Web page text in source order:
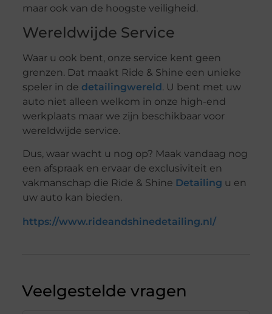
maar ook van de hoogste veiligheid.
Wereldwijde Service
Waar u ook bent, onze service kent geen
grenzen. Dat maakt Ride & Shine een unieke
speler in de detailingwereld. U bent met uw
auto niet alleen welkom in onze high-end
werkplaats maar we zijn beschikbaar voor
wereldwijde service.
Dus, waar wacht u nog op? Maak vandaag nog
een afspraak en ervaar de exclusiviteit en
vakmanschap die Ride & Shine Detailing u en
uw auto kan bieden.
https://www.rideandshinedetailing.nl/
Veelgestelde vragen